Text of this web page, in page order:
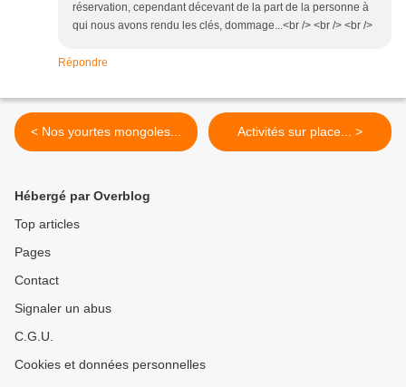
réservation, cependant décevant de la part de la personne à
qui nous avons rendu les clés, dommage...<br /> <br /> <br />
Répondre
< Nos yourtes mongoles... Activités sur place... >
Hébergé par Overblog
Top articles
Pages
Contact
Signaler un abus
C.G.U.
Cookies et données personnelles